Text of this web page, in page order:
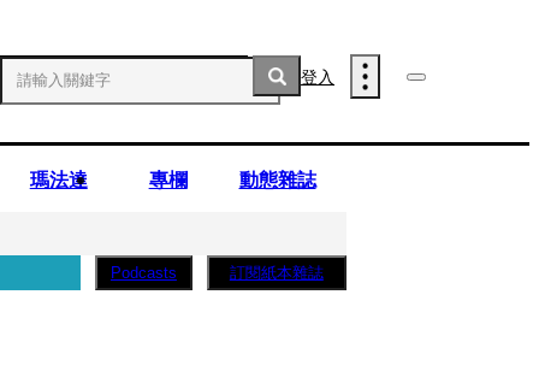
登入
瑪法達 專欄 動態雜誌
Podcasts 訂閱紙本雜誌